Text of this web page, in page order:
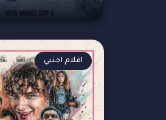
افلام اجنبي